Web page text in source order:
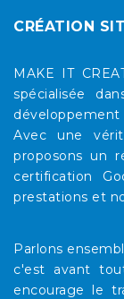
CRÉATION
MAKE IT
spécialisée
Avec une
proposons un
certification
prestations et
Parlons
c'est avant
encourage le